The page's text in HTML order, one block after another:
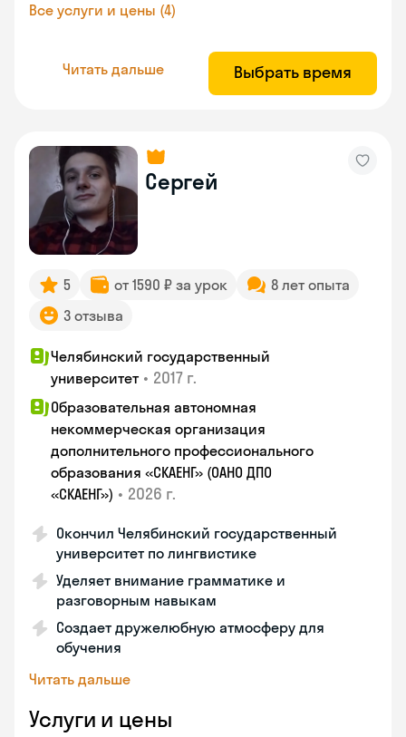
Все услуги и цены (4)
Читать дальше Выбрать время
Сергей
5 от 1590 ₽ за урок
8 лет опыта
3 отзыва
Челябинский государственный
университет • 2017 г.
Образовательная автономная
некоммерческая организация
дополнительного профессионального
образования «СКАЕНГ» (ОАНО ДПО
«СКАЕНГ») • 2026 г.
Окончил Челябинский государственный
университет по лингвистике
Уделяет внимание грамматике и
разговорным навыкам
Создает дружелюбную атмосферу для
обучения
Читать дальше
Услуги и цены